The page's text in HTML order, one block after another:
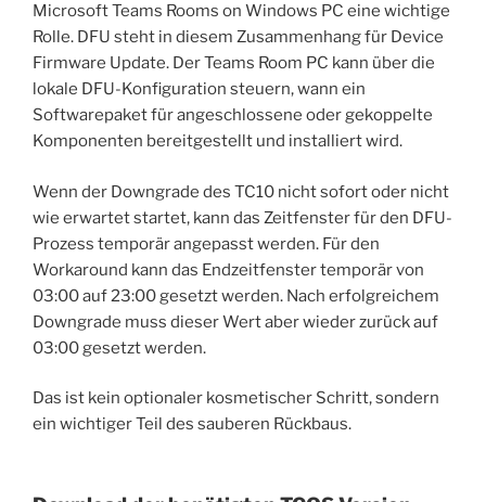
Microsoft Teams Rooms on Windows PC eine wichtige
Rolle. DFU steht in diesem Zusammenhang für Device
Firmware Update. Der Teams Room PC kann über die
lokale DFU-Konfiguration steuern, wann ein
Softwarepaket für angeschlossene oder gekoppelte
Komponenten bereitgestellt und installiert wird.
Wenn der Downgrade des TC10 nicht sofort oder nicht
wie erwartet startet, kann das Zeitfenster für den DFU-
Prozess temporär angepasst werden. Für den
Workaround kann das Endzeitfenster temporär von
03:00 auf 23:00 gesetzt werden. Nach erfolgreichem
Downgrade muss dieser Wert aber wieder zurück auf
03:00 gesetzt werden.
Das ist kein optionaler kosmetischer Schritt, sondern
ein wichtiger Teil des sauberen Rückbaus.